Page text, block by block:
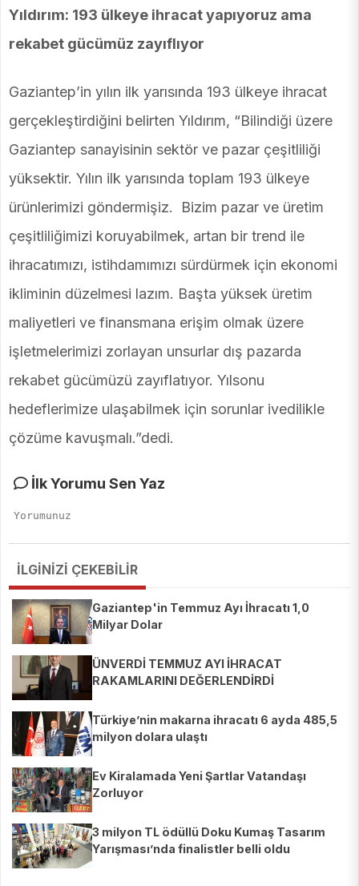
Yıldırım: 193 ülkeye ihracat yapıyoruz ama
rekabet gücümüz zayıflıyor
Gaziantep’in yılın ilk yarısında 193 ülkeye ihracat
gerçekleştirdiğini belirten Yıldırım, “Bilindiği üzere
Gaziantep sanayisinin sektör ve pazar çeşitliliği
yüksektir. Yılın ilk yarısında toplam 193 ülkeye
ürünlerimizi göndermişiz. Bizim pazar ve üretim
çeşitliliğimizi koruyabilmek, artan bir trend ile
ihracatımızı, istihdamımızı sürdürmek için ekonomi
ikliminin düzelmesi lazım. Başta yüksek üretim
maliyetleri ve finansmana erişim olmak üzere
işletmelerimizi zorlayan unsurlar dış pazarda
rekabet gücümüzü zayıflatıyor. Yılsonu
hedeflerimize ulaşabilmek için sorunlar ivedilikle
çözüme kavuşmalı.”dedi.
İlk Yorumu Sen Yaz
İLGİNİZİ ÇEKEBİLİR
Gaziantep'in Temmuz Ayı İhracatı 1,0
Milyar Dolar
ÜNVERDİ TEMMUZ AYI İHRACAT
RAKAMLARINI DEĞERLENDİRDİ
Türkiye’nin makarna ihracatı 6 ayda 485,5
milyon dolara ulaştı
Ev Kiralamada Yeni Şartlar Vatandaşı
Zorluyor
3 milyon TL ödüllü Doku Kumaş Tasarım
Yarışması’nda finalistler belli oldu